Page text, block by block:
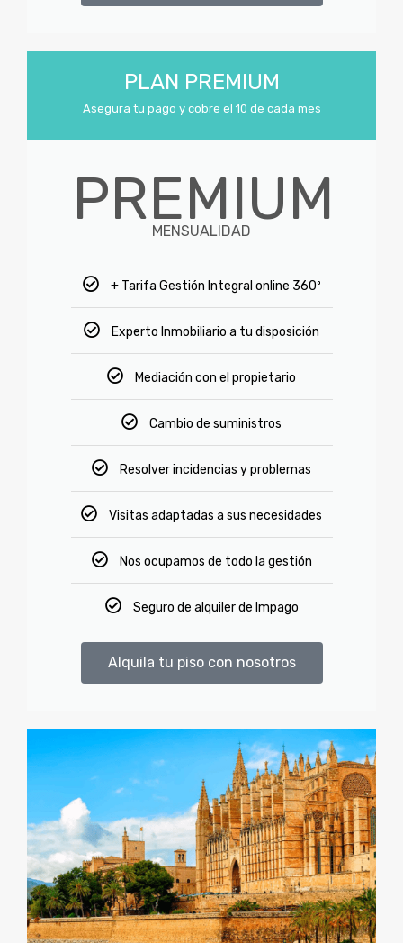
PLAN PREMIUM
Asegura tu pago y cobre el 10 de cada mes
PREMIUM
MENSUALIDAD
+ Tarifa Gestión Integral online 360º
Experto Inmobiliario a tu disposición
Mediación con el propietario
Cambio de suministros
Resolver incidencias y problemas
Visitas adaptadas a sus necesidades
Nos ocupamos de todo la gestión
Seguro de alquiler de Impago
Alquila tu piso con nosotros